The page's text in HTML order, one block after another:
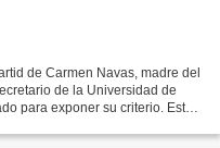
de Carmen Navas, madre del
de la Universidad de
para exponer su criterio. Este